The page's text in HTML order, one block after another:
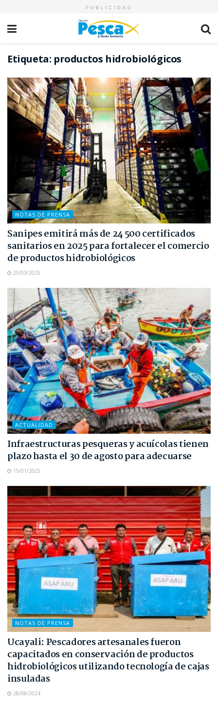
PUBLICIDAD
Etiqueta: productos hidrobiológicos
NOTAS DE PRENSA
Sanipes emitirá más de 24 500 certificados
sanitarios en 2025 para fortalecer el comercio
de productos hidrobiológicos
20/03/2025
ACTUALIDAD
Infraestructuras pesqueras y acuícolas tienen
plazo hasta el 30 de agosto para adecuarse
15/01/2025
NOTAS DE PRENSA
Ucayali: Pescadores artesanales fueron
capacitados en conservación de productos
hidrobiológicos utilizando tecnología de cajas
insuladas
28/08/2024